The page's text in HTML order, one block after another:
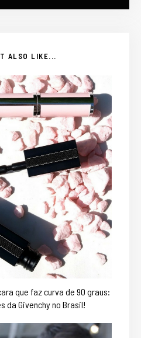
ALSO LIKE...
que faz curva de 90 graus:
da Givenchy no Brasil!